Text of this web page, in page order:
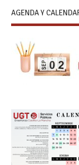
AGENDA Y